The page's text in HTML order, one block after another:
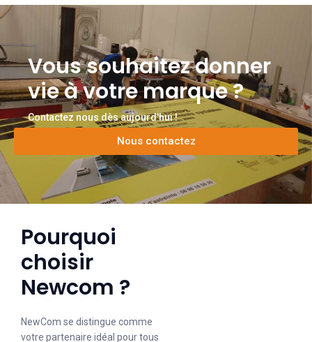
Vous souhaitez donner
vie à votre marque ?
Contactez nous dès aujourd'hui !
Nous contactez
Pourquoi
choisir
Newcom ?
NewCom se distingue comme
votre partenaire idéal pour tous